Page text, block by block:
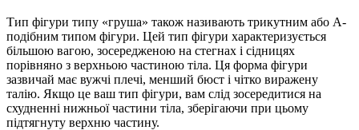
Тип фігури типу «груша» також називають трикутним або А-
подібним типом фігури. Цей тип фігури характеризується
більшою вагою, зосередженою на стегнах і сідницях
порівняно з верхньою частиною тіла. Ця форма фігури
зазвичай має вужчі плечі, менший бюст і чітко виражену
талію. Якщо це ваш тип фігури, вам слід зосередитися на
схудненні нижньої частини тіла, зберігаючи при цьому
підтягнуту верхню частину.